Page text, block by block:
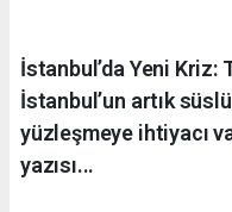
İstanbul’da Yeni Kriz:
İstanbul’un artık
yüzleşmeye ihtiyacı
yazısı...